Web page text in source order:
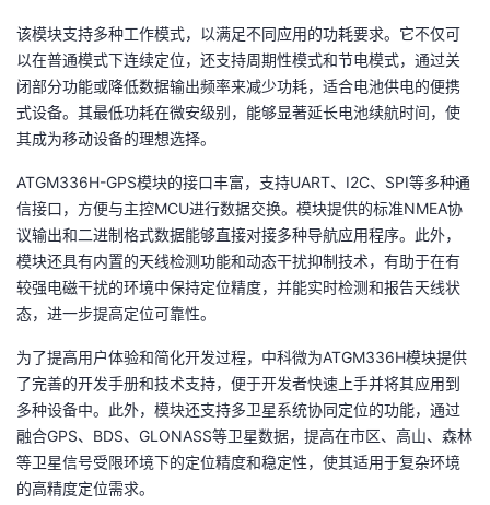
该模块支持多种工作模式，以满足不同应用的功耗要求。它不仅可
以在普通模式下连续定位，还支持周期性模式和节电模式，通过关
闭部分功能或降低数据输出频率来减少功耗，适合电池供电的便携
式设备。其最低功耗在微安级别，能够显著延长电池续航时间，使
其成为移动设备的理想选择。
ATGM336H-GPS模块的接口丰富，支持UART、I2C、SPI等多种通
信接口，方便与主控MCU进行数据交换。模块提供的标准NMEA协
议输出和二进制格式数据能够直接对接多种导航应用程序。此外，
模块还具有内置的天线检测功能和动态干扰抑制技术，有助于在有
较强电磁干扰的环境中保持定位精度，并能实时检测和报告天线状
态，进一步提高定位可靠性。
为了提高用户体验和简化开发过程，中科微为ATGM336H模块提供
了完善的开发手册和技术支持，便于开发者快速上手并将其应用到
多种设备中。此外，模块还支持多卫星系统协同定位的功能，通过
融合GPS、BDS、GLONASS等卫星数据，提高在市区、高山、森林
等卫星信号受限环境下的定位精度和稳定性，使其适用于复杂环境
的高精度定位需求。